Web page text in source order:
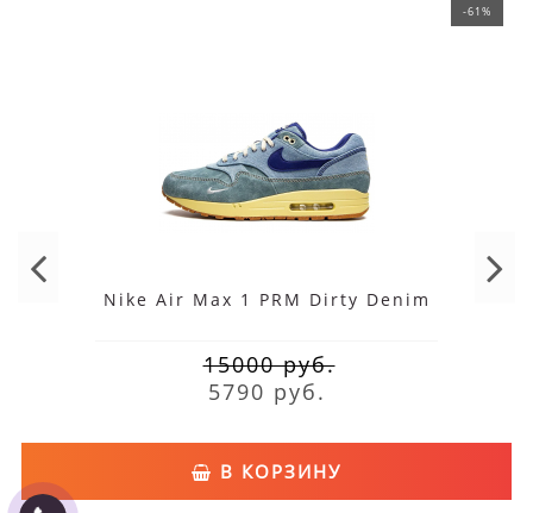
-61%
Nike Air Max 1 PRM Dirty Denim
15000 руб.
5790 руб.
В КОРЗИНУ